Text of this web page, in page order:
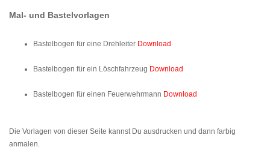
Mal- und Bastelvorlagen
Bastelbogen für eine Drehleiter Download
Bastelbogen für ein Löschfahrzeug Download
Bastelbogen für einen Feuerwehrmann Download
Die Vorlagen von dieser Seite kannst Du ausdrucken und dann farbig
anmalen.